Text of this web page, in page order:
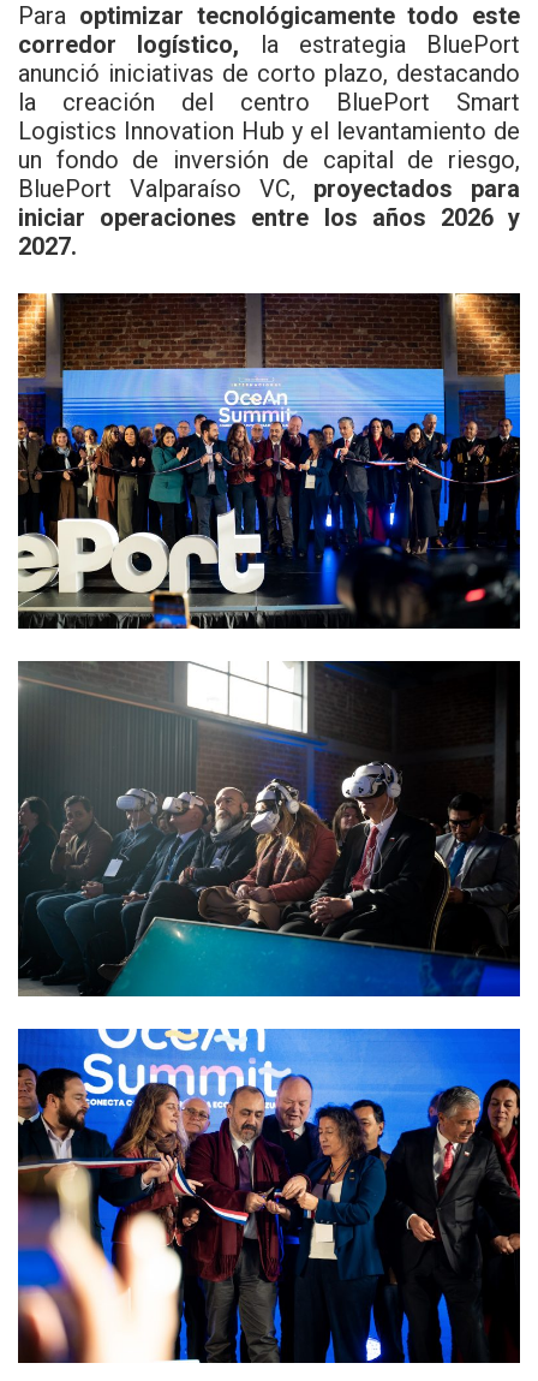
Para optimizar tecnológicamente todo este
corredor logístico, la estrategia BluePort
anunció iniciativas de corto plazo, destacando
la creación del centro BluePort Smart
Logistics Innovation Hub y el levantamiento de
un fondo de inversión de capital de riesgo,
BluePort Valparaíso VC, proyectados para
iniciar operaciones entre los años 2026 y
2027.